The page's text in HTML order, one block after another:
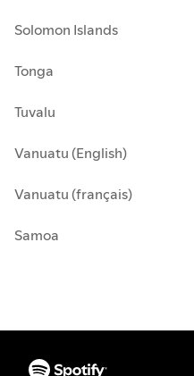
Solomon Islands
Tonga
Tuvalu
Vanuatu (English)
Vanuatu (français)
Samoa